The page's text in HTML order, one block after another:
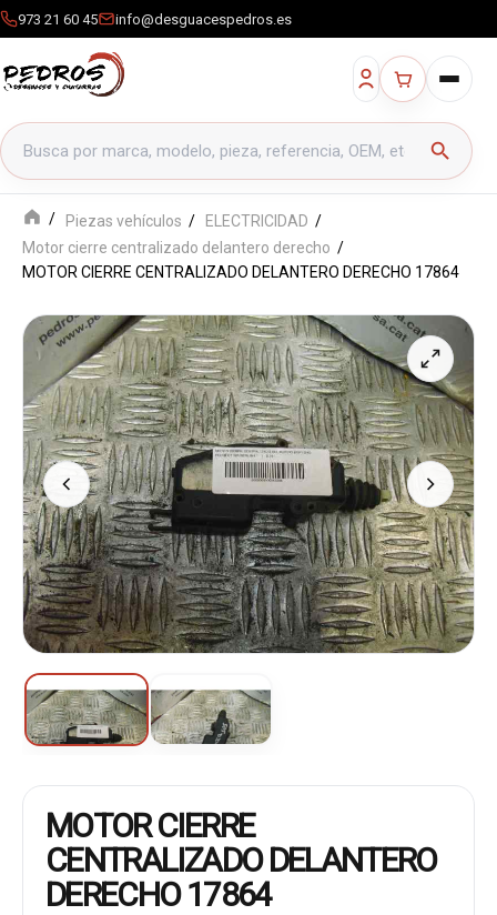
973 21 60 45 info@desguacespedros.es
Buscar productos
search
Piezas vehículos
ELECTRICIDAD
Motor cierre centralizado delantero derecho
MOTOR CIERRE CENTRALIZADO DELANTERO DERECHO 17864
MOTOR CIERRE
CENTRALIZADO DELANTERO
DERECHO 17864